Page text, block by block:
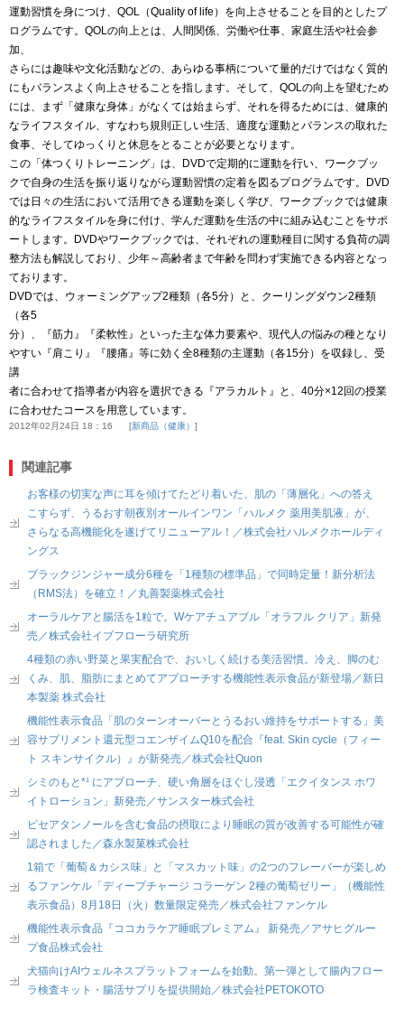
運動習慣を身につけ、QOL（Quality of life）を向上させることを目的としたプ
ログラムです。QOLの向上とは、人間関係、労働や仕事、家庭生活や社会参
加、
さらには趣味や文化活動などの、あらゆる事柄について量的だけではなく質的
にもバランスよく向上させることを指します。そして、QOLの向上を望むため
には、まず「健康な身体」がなくては始まらず、それを得るためには、健康的
なライフスタイル、すなわち規則正しい生活、適度な運動とバランスの取れた
食事、そしてゆっくりと休息をとることが必要となります。
この「体つくりトレーニング」は、DVDで定期的に運動を行い、ワークブッ
クで自身の生活を振り返りながら運動習慣の定着を図るプログラムです。DVD
では日々の生活において活用できる運動を楽しく学び、ワークブックでは健康
的なライフスタイルを身に付け、学んだ運動を生活の中に組み込むことをサポ
ートします。DVDやワークブックでは、それぞれの運動種目に関する負荷の調
整方法も解説しており、少年～高齢者まで年齢を問わず実施できる内容となっ
ております。
DVDでは、ウォーミングアップ2種類（各5分）と、クーリングダウン2種類
（各5
分）、『筋力』『柔軟性』といった主な体力要素や、現代人の悩みの種となり
やすい『肩こり』『腰痛』等に効く全8種類の主運動（各15分）を収録し、受
講
者に合わせて指導者が内容を選択できる『アラカルト』と、40分×12回の授業
に合わせたコースを用意しています。
2012年02月24日 18：16 新商品（健康）
関連記事
お客様の切実な声に耳を傾けてたどり着いた、肌の「薄層化」への答え
こすらず、うるおす朝夜別オールインワン「ハルメク 薬用美肌液」が、
さらなる高機能化を遂げてリニューアル！／株式会社ハルメクホールディ
ングス
ブラックジンジャー成分6種を「1種類の標準品」で同時定量！新分析法
（RMS法）を確立！／丸善製薬株式会社
オーラルケアと腸活を1粒で。Wケアチュアブル「オラフル クリア」新発
売／株式会社イブフローラ研究所
4種類の赤い野菜と果実配合で、おいしく続ける美活習慣。冷え、脚のむ
くみ、肌、脂肪にまとめてアプローチする機能性表示食品が新登場／新日
本製薬 株式会社
機能性表示食品「肌のターンオーバーとうるおい維持をサポートする」美
容サプリメント還元型コエンザイムQ10を配合『feat. Skin cycle（フィー
ト スキンサイクル）』が新発売／株式会社Quon
シミのもと*¹ にアプローチ、硬い角層をほぐし浸透「エクイタンス ホワ
イトローション」新発売／サンスター株式会社
ピセアタンノールを含む食品の摂取により睡眠の質が改善する可能性が確
認されました／森永製菓株式会社
1箱で「葡萄＆カシス味」と「マスカット味」の2つのフレーバーが楽しめ
るファンケル「ディープチャージ コラーゲン 2種の葡萄ゼリー」（機能性
表示食品）8月18日（火）数量限定発売／株式会社ファンケル
機能性表示食品『ココカラケア睡眠プレミアム』 新発売／アサヒグルー
プ食品株式会社
犬猫向けAIウェルネスプラットフォームを始動。第一弾として腸内フロー
ラ検査キット・腸活サプリを提供開始／株式会社PETOKOTO